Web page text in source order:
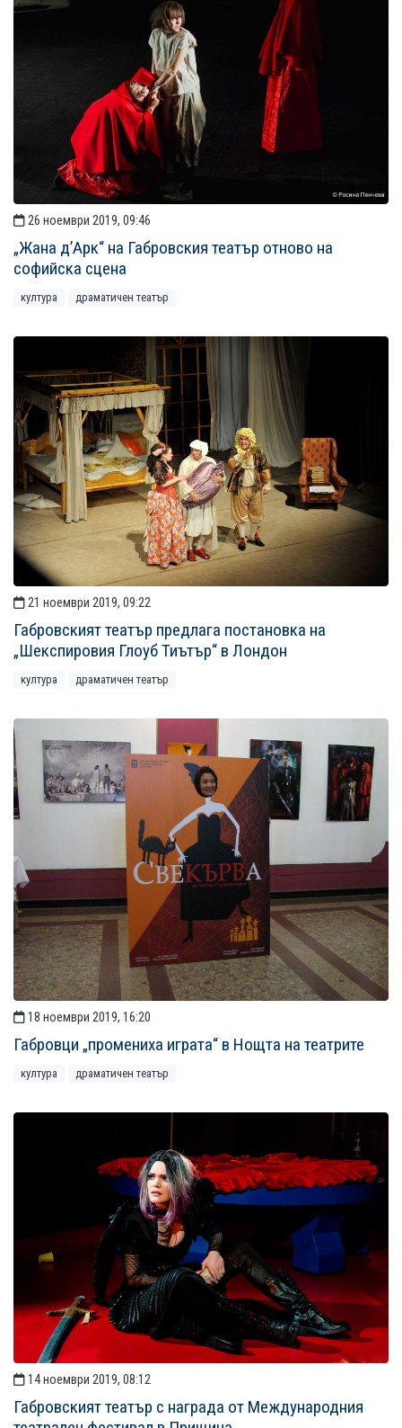
26 ноември 2019, 09:46
„Жана д’Арк“ на Габровския театър отново на
софийска сцена
култура драматичен театър
21 ноември 2019, 09:22
Габровският театър предлага постановка на
„Шекспировия Глоуб Тиътър“ в Лондон
култура драматичен театър
18 ноември 2019, 16:20
Габровци „промениха играта“ в Нощта на театрите
култура драматичен театър
14 ноември 2019, 08:12
Габровският театър с награда от Международния